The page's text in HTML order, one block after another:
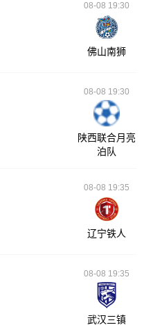
08-08 19:30
佛山南狮
08-08 19:30
陕西联合月亮
泊队
08-08 19:35
辽宁铁人
08-08 19:35
武汉三镇